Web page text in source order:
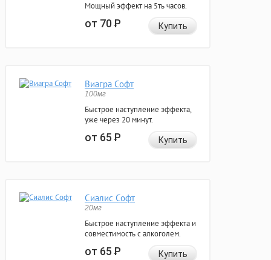
Мощный эффект на 5ть часов.
от 70Р Купить
Виагра Софт
100мг
Быстрое наступление эффекта,
уже через 20 минут.
от 65Р Купить
Сиалис Софт
20мг
Быстрое наступление эффекта и
совместимость с алкоголем.
от 65Р Купить